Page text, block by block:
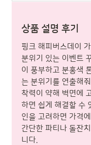
상품 설명 후기
핑크 해피버스데이
분위기 있는 이벤트
이 풍부하고 분홍색
는 분위기를 연출해
착력이 약해 벽면에
하면 쉽게 해결할 수
인을 고려하면 가격
간단한 파티나 돌잔
니다.